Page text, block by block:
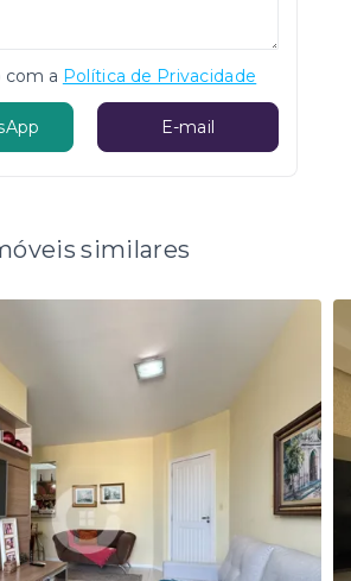
com a Política de Privacidade
E-mail
similares